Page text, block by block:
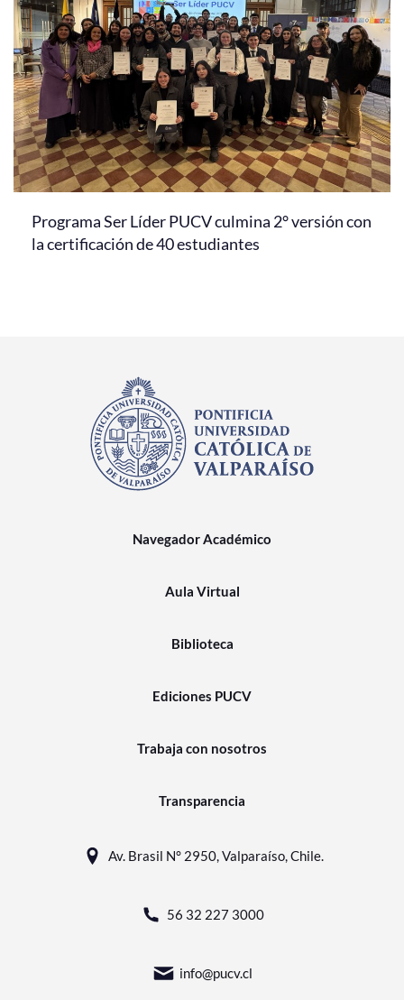
Programa Ser Líder PUCV culmina 2° versión con
la certificación de 40 estudiantes
Navegador Académico
Aula Virtual
Biblioteca
Ediciones PUCV
Trabaja con nosotros
Transparencia
Av. Brasil N° 2950, Valparaíso, Chile.
56 32 227 3000
info@pucv.cl